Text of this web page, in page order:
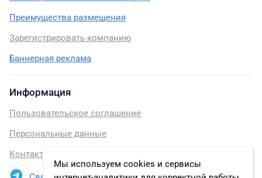
Мы используем cookies и сервисы
Преимущества размещения
Зарегистрировать компанию
Баннерная реклама
Информация
Пользовательское соглашение
Персональные данные
Контакты